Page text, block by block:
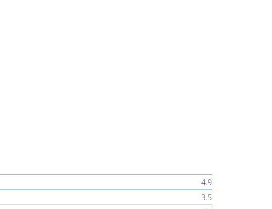
4.9
3.5